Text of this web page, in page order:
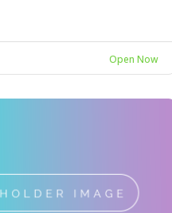
Open Now